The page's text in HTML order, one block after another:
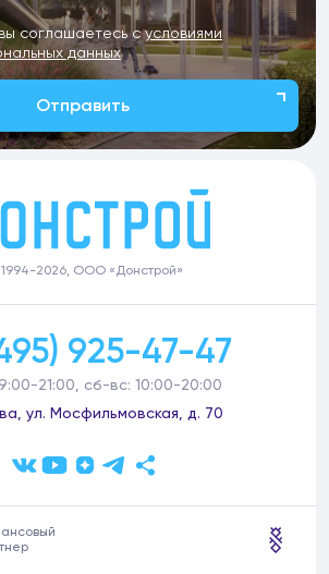
соглашаетесь сусловиями
данных
Отправить
2026, ООО «Донстрой»
925-47-47
21:00, сб-вс: 10:00-20:00
ул. Мосфильмовская, д. 70